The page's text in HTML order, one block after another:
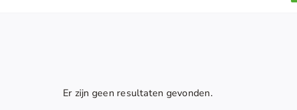
Bericht
Er zijn geen resultaten gevonden.